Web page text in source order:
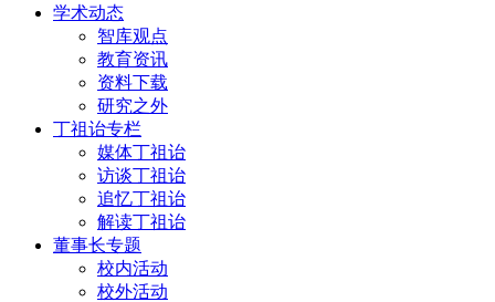
学术动态
智库观点
教育资讯
资料下载
研究之外
丁祖诒专栏
媒体丁祖诒
访谈丁祖诒
追忆丁祖诒
解读丁祖诒
董事长专题
校内活动
校外活动